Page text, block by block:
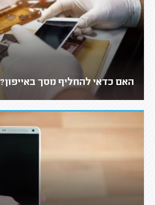
האם כדאי להחליף מסך באייפון?